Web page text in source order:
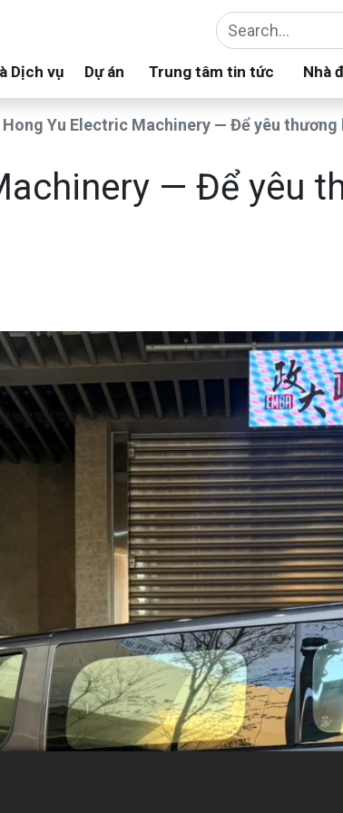
Dịch vụ Dự án Trung tâm tin tức Nhà
Yu Electric Machinery — Để yêu
— Để yêu